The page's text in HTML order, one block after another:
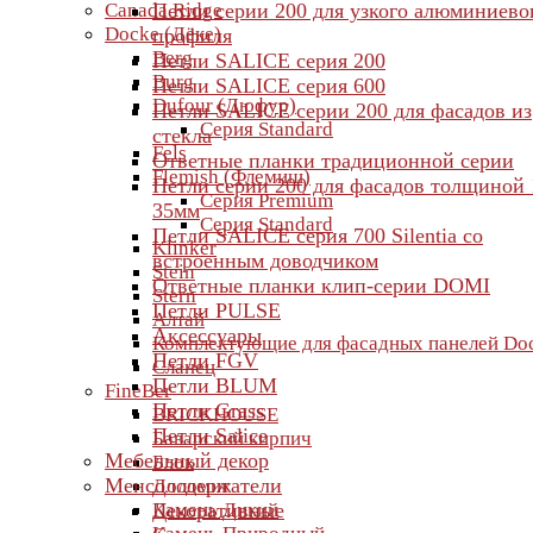
Canada Ridge
Docke (Дёке)
Berg
Burg
Dufour (Дюфур)
Серия Standard
Fels
Flemish (Флемиш)
Серия Premium
Серия Standard
Klinker
Stein
Stern
Алтай
Комплектующие для фасадных панелей
Сланец
FineBer
BRICKHOUSE
Баварский кирпич
Блок
Доломит
Камень Дикий
Петли серии 200 для узкого
профиля
Петли SALICE серия 200
Петли SALICE серия 600
Петли SALICE серии 200 для фасадов из
стекла
Ответные планки традиционной серии
Петли серии 200 для фасадов толщиной
35мм
Петли SALICE серия 700 Silentia со
встроенным доводчиком
Ответные планки клип-серии DOMI
Петли PULSE
Аксессуары
Петли FGV
Петли BLUM
Петли Grass
Петли Salice
Мебельный декор
Менсолодержатели
Декоративные